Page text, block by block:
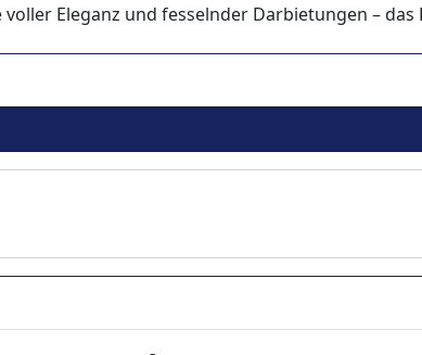
Eleganz und fesselnder Darbietungen –